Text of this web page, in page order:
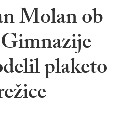
Molan ob
plaketo